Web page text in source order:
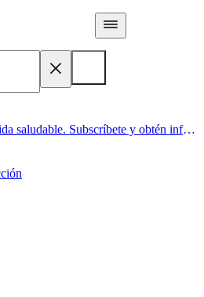
Acá comienza un estilo de vida saludable. Subscríbete y obtén información de primera mano